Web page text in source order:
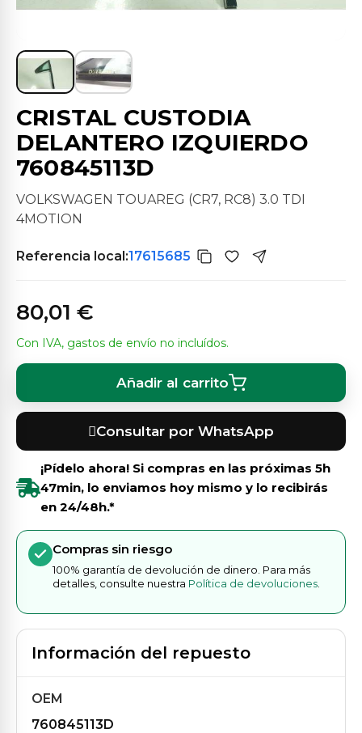
CRISTAL CUSTODIA
DELANTERO IZQUIERDO
760845113D
VOLKSWAGEN TOUAREG (CR7, RC8) 3.0 TDI
4MOTION
Referencia local:17615685
80,01 €
Con IVA, gastos de envío no incluídos.
Añadir al carrito
Consultar por WhatsApp
¡Pídelo ahora! Si compras en las próximas 5h
47min, lo enviamos hoy mismo y lo recibirás
en 24/48h.*
Compras sin riesgo
100% garantía de devolución de dinero. Para más
detalles, consulte nuestra Política de devoluciones
Información del repuesto
OEM
760845113D